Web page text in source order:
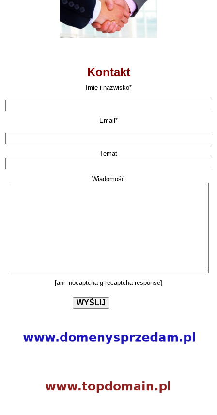
Kontakt
Imię i nazwisko*
Email*
Temat
Wiadomość
[anr_nocaptcha g-recaptcha-response]